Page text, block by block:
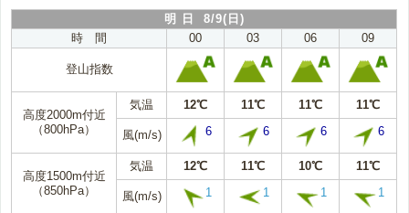
明 日 8/9(日)
時 間
00 03 06 09
登山指数
高度2000m付近
（800hPa）
気温 12℃ 11℃ 11℃ 11℃
風(m/s) 6 6 6 6
高度1500m付近
（850hPa）
気温 12℃ 11℃ 10℃ 11℃
風(m/s) 1 1 1 1